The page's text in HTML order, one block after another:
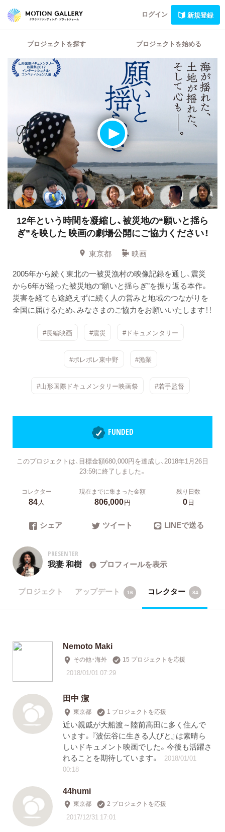
ログイン 新規登録
プロジェクトを探す プロジェクトを始める
12年という時間を凝縮し、被災地の“願いと揺ら
ぎ”を映した 映画の劇場公開にご協力ください！
東京都
映画
2005年から続く東北の一被災漁村の映像記録を通し、震災
から6年が経った被災地の“願いと揺らぎ”を振り返る本作。
災害を経ても途絶えずに続く人の営みと地域のつながりを
全国に届けるため、みなさまのご協力をお願いいたします！！
#長編映画 #震災 #ドキュメンタリー
#ポレポレ東中野 #漁業
#山形国際ドキュメンタリー映画祭 #若手監督
FUNDED
このプロジェクトは、目標金額680,000円を達成し、2018年1月26日
23:59に終了しました。
コレクター
84人
現在までに集まった金額
806,000円
残り日数
0日
シェア ツイート LINEで送る
PRESENTER
我妻 和樹 プロフィールを表示
プロジェクト アップデート 16 コレクター 84
Nemoto Maki
その他・海外 15 プロジェクトを応援
2018/01/01 07:29
田中 潔
東京都 1 プロジェクトを応援
近い親戚が大船渡～陸前高田に多く住んで
います。『波伝谷に生きる人びと』は素晴ら
しいドキュメント映画でした。今後も活躍さ
れることを期待しています。
2018/01/01
00:18
44humi
東京都 2 プロジェクトを応援
2017/12/31 17:01